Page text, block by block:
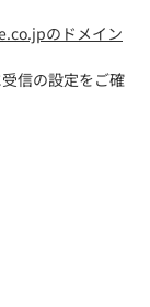
のドメイン
信の設定をご確